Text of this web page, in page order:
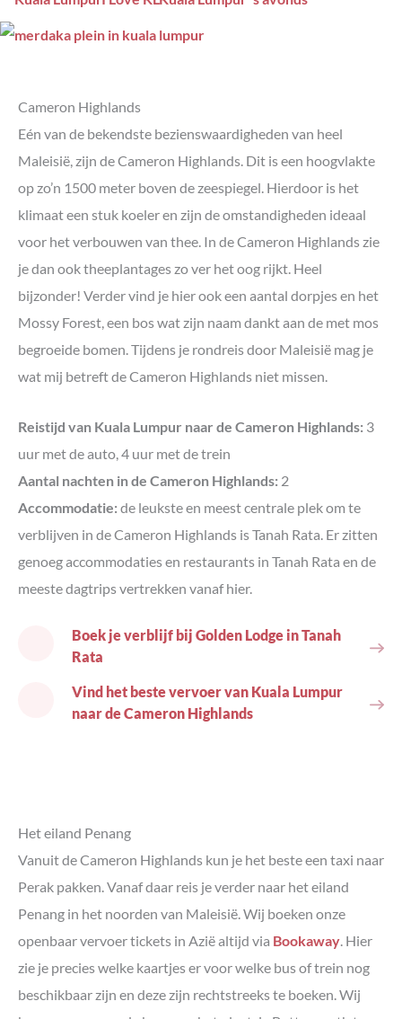
Cameron Highlands
Eén van de bekendste bezienswaardigheden van heel
Maleisië, zijn de Cameron Highlands. Dit is een hoogvlakte
op zo’n 1500 meter boven de zeespiegel. Hierdoor is het
klimaat een stuk koeler en zijn de omstandigheden ideaal
voor het verbouwen van thee. In de Cameron Highlands zie
je dan ook theeplantages zo ver het oog rijkt. Heel
bijzonder! Verder vind je hier ook een aantal dorpjes en het
Mossy Forest, een bos wat zijn naam dankt aan de met mos
begroeide bomen. Tijdens je rondreis door Maleisië mag je
wat mij betreft de Cameron Highlands niet missen.
Reistijd van Kuala Lumpur naar de Cameron Highlands: 3
uur met de auto, 4 uur met de trein
Aantal nachten in de Cameron Highlands: 2
Accommodatie: de leukste en meest centrale plek om te
verblijven in de Cameron Highlands is Tanah Rata. Er zitten
genoeg accommodaties en restaurants in Tanah Rata en de
meeste dagtrips vertrekken vanaf hier.
Boek je verblijf bij Golden Lodge in Tanah
Rata
Vind het beste vervoer van Kuala Lumpur
naar de Cameron Highlands
Het eiland Penang
Vanuit de Cameron Highlands kun je het beste een taxi naar
Perak pakken. Vanaf daar reis je verder naar het eiland
Penang in het noorden van Maleisië. Wij boeken onze
openbaar vervoer tickets in Azië altijd via Bookaway. Hier
zie je precies welke kaartjes er voor welke bus of trein nog
beschikbaar zijn en deze zijn rechtstreeks te boeken. Wij